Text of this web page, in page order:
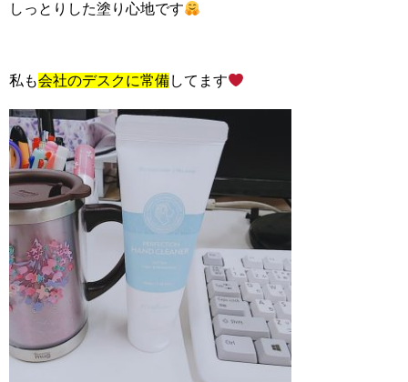
しっとりした塗り心地です
私も会社のデスクに常備してます